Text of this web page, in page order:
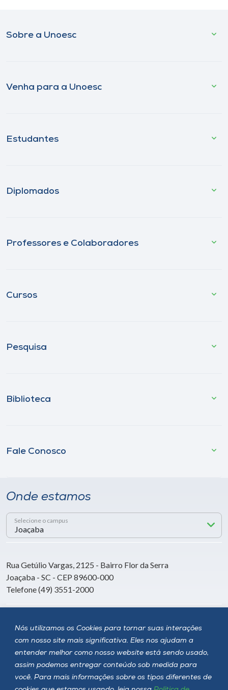
Nós utilizamos os Cookies para tornar suas interações
com nosso site mais significativa. Eles nos ajudam a
entender melhor como nosso website está sendo usado,
assim podemos entregar conteúdo sob medida para
você. Para mais informações sobre os tipos diferentes de
Sobre a Unoesc
Venha para a Unoesc
Estudantes
Diplomados
Professores e Colaboradores
Cursos
Pesquisa
Biblioteca
Fale Conosco
Onde estamos
Selecione o campus
Rua Getúlio Vargas, 2125 - Bairro Flor da Serra
Joaçaba - SC - CEP 89600-000
Telefone (49) 3551-2000
Siga a Unoesc